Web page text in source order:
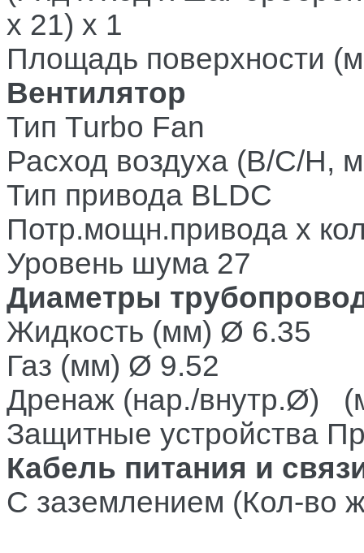
x 21) x 1
Площадь поверхности
Вентилятор
Тип Turbo Fan
Расход воздуха (В/С/Н,
Тип привода BLDC
Потр.мощн.привода х
Уровень шума 27
Диаметры
Жидкость (мм) Ø 6.35
Газ (мм) Ø 9.52
Дренаж (нар./внутр.Ø)
Защитные устройства
Кабель питания и
С заземлением (Кол-во